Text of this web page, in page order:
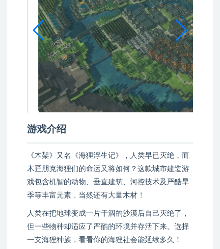
游戏介绍
《木架》又名《海狸浮生记》，人类早已灭绝，而
木匠朋克海狸们的命运又将如何？这款城市建造游
戏包含机智的动物、垂直建筑、河控技术及严酷旱
季等丰富元素，当然还有大量木材！
人类在把地球变成一片干涸的沙漠后自己灭绝了，
但一些物种却适应了严酷的环境并存活下来。选择
一支海狸种族，看看你的海狸社会能延续多久！